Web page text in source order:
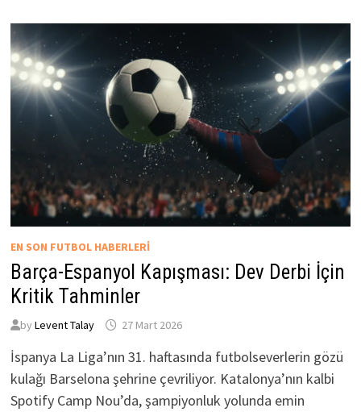
EN SON FUTBOL HABERLERI
Barça-Espanyol Kapışması: Dev Derbi İçin
Kritik Tahminler
by Levent Talay 27 Mart 2026
İspanya La Liga’nın 31. haftasında futbolseverlerin gözü
kulağı Barselona şehrine çevriliyor. Katalonya’nın kalbi
Spotify Camp Nou’da, şampiyonluk yolunda emin